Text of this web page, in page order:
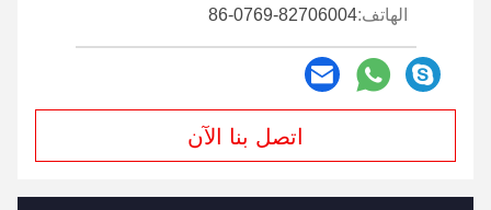
الهاتف:86-0769-82706004
اتصل بنا الآن